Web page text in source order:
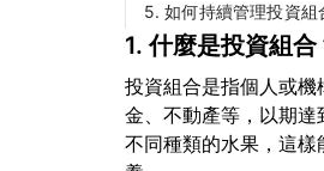
5. 如何持續管理投資組
1. 什麼是投資組合
投資組合是指個人或
金、不動產等，以期
不同種類的水果，這